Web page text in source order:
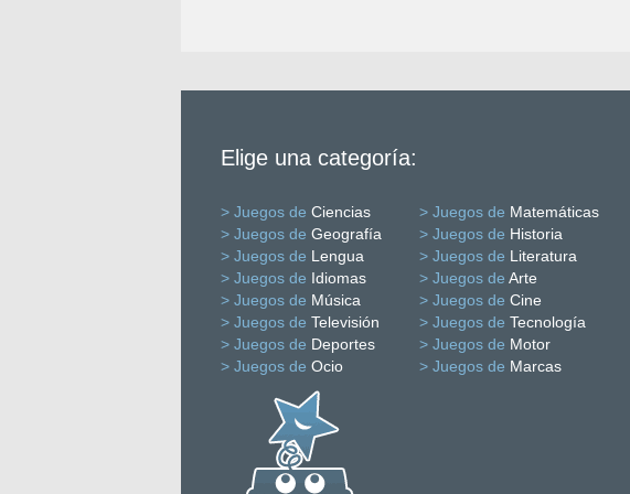
Elige una categoría:
> Juegos de Ciencias > Juegos de Matemáticas
> Juegos de Geografía > Juegos de Historia
> Juegos de Lengua > Juegos de Literatura
> Juegos de Idiomas > Juegos de Arte
> Juegos de Música > Juegos de Cine
> Juegos de Televisión > Juegos de Tecnología
> Juegos de Deportes > Juegos de Motor
> Juegos de Ocio > Juegos de Marcas